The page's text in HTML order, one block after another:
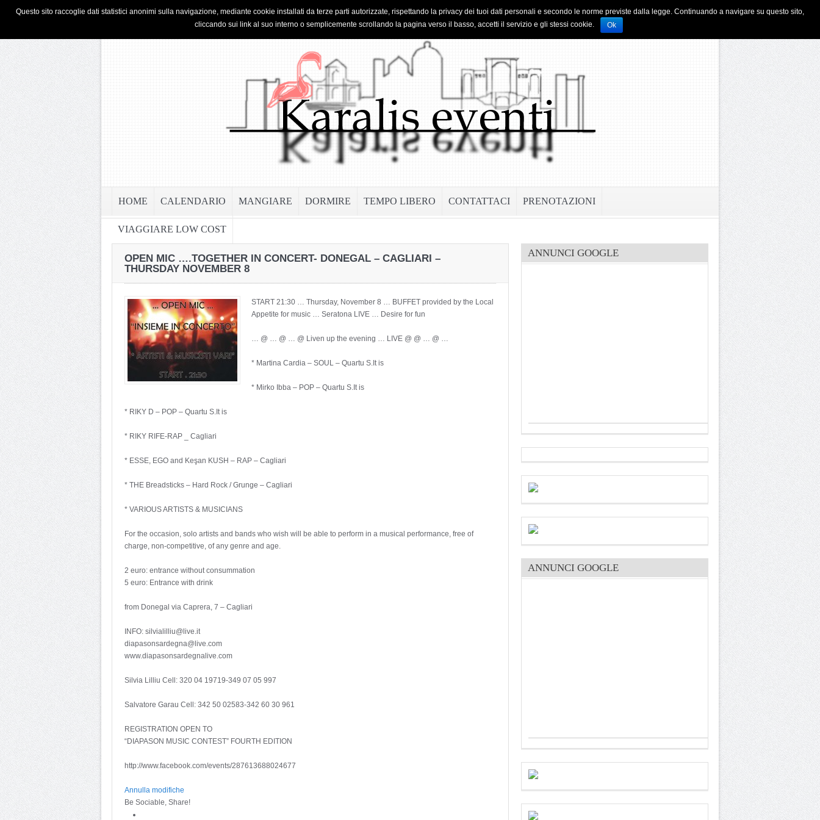
HOME PRIVACY & COOKIE POLICY
HOME CALENDARIO MANGIARE DORMIRE TEMPO LIBERO CONTATTACI PRENOTAZIONI
VIAGGIARE LOW COST
OPEN MIC ….TOGETHER IN CONCERT- DONEGAL – CAGLIARI –
THURSDAY NOVEMBER 8
START 21:30 … Thursday, November 8 … BUFFET provided by the Local
Appetite for music … Seratona LIVE … Desire for fun
… @ … @ … @ Liven up the evening … LIVE @ @ … @ …
* Martina Cardia – SOUL – Quartu S.It is
* Mirko Ibba – POP – Quartu S.It is
* RIKY D – POP – Quartu S.It is
* RIKY RIFE-RAP _ Cagliari
* ESSE, EGO and Keşan KUSH – RAP – Cagliari
* THE Breadsticks – Hard Rock / Grunge – Cagliari
* VARIOUS ARTISTS & MUSICIANS
For the occasion, solo artists and bands who wish will be able to perform in a musical performance, free of
charge, non-competitive, of any genre and age.
2 euro: entrance without consummation
5 euro: Entrance with drink
from Donegal via Caprera, 7 – Cagliari
INFO: silvialilliu@live.it
diapasonsardegna@live.com
www.diapasonsardegnalive.com
Silvia Lilliu Cell: 320 04 19719-349 07 05 997
Salvatore Garau Cell: 342 50 02583-342 60 30 961
REGISTRATION OPEN TO
“DIAPASON MUSIC CONTEST” FOURTH EDITION
http://www.facebook.com/events/287613688024677
Annulla modifiche
Be Sociable, Share!
ANNUNCI GOOGLE
ANNUNCI GOOGLE
Questo sito raccoglie dati statistici anonimi sulla navigazione, mediante cookie installati da terze parti autorizzate, rispettando la privacy dei tuoi dati personali e secondo le norme previste dalla legge. Continuando a navigare su questo sito,
cliccando sui link al suo interno o semplicemente scrollando la pagina verso il basso, accetti il servizio e gli stessi cookie.
Ok